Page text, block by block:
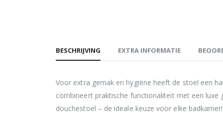
BESCHRIJVING EXTRA INFORMATIE
Voor extra gemak en hygiëne heeft de stoel een
combineert praktische functionaliteit met een
douchestoel – de ideale keuze voor elke badkamer!